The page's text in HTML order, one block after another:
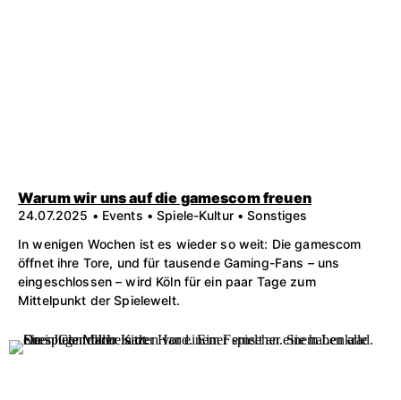
Warum wir uns auf die gamescom freuen
24.07.2025 • Events • Spiele-Kultur • Sonstiges
In wenigen Wochen ist es wieder so weit: Die gamescom
öffnet ihre Tore, und für tausende Gaming-Fans – uns
eingeschlossen – wird Köln für ein paar Tage zum
Mittelpunkt der Spielewelt.